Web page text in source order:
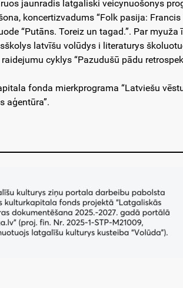
jaunradis latgaliski veicynuošonys
koncertizvadums “Folk pasija:
“Putāns. Toreiz un tagad.”. Par
latvīšu volūdys i literaturys
cyklys “Pazudušū pādu
fonda mierkprograma “Latviešu
aģentūra”.